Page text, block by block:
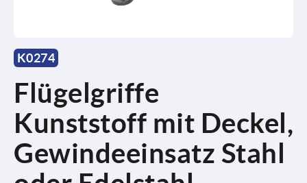
K0274
Flügelgriffe
Kunststoff mit Deckel,
Gewindeeinsatz Stahl